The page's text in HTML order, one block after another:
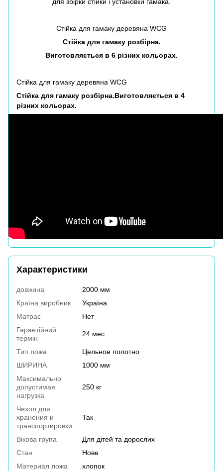
Стійка для гамаку деревяна WCG
Стійка для гамаку розбірна.
Виготовляється в 6 різних кольорах.
Стійка для гамаку деревяна WCG
Стійка для гамаку розбірна.Виготовляється в 4
різних кольорах.
Характеристики
довжина
2000 мм
Країна виробник
Україна
Матрас
Нет
Гарантійний
термін
24 мес
Тип ложа
Цельное полотно
ШИРИНА
1000 мм
Максимально
допустимая
нагрузка
250 кг
Чехол для
хранения и
транспортировки
Так
Вікова група
Для дітей та дорослих
Стан
Нове
Материал ложа
хлопок